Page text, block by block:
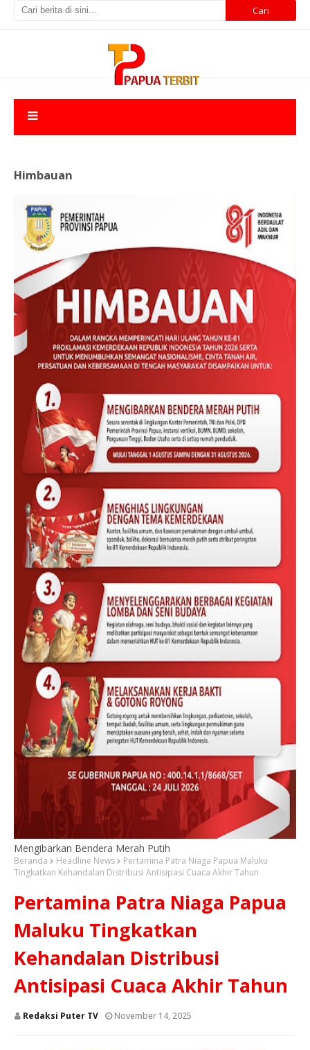
Himbauan
Mengibarkan Bendera Merah Putih
Beranda Headline News
Pertamina Patra Niaga Papua Maluku
Tingkatkan Kehandalan Distribusi Antisipasi Cuaca Akhir Tahun
Pertamina Patra Niaga Papua
Maluku Tingkatkan
Kehandalan Distribusi
Antisipasi Cuaca Akhir Tahun
Redaksi Puter TV November 14, 2025